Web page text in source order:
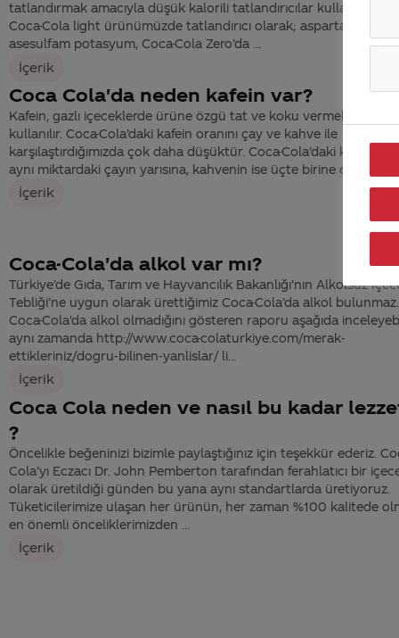
tatlandırmak amacıyla düşük kalorili tatlandırıcılar
Coca-Cola light ürünümüzde tatlandırıcı olarak; aspartam ve
asesulfam potasyum, Coca-Cola Zero’da ...
İçerik
Coca Cola'da neden kafein var?
Kafein, gazlı içeceklerde ürüne özgü tat ve koku vermek amacı
kullanılır. Coca-Cola’daki kafein oranını çay ve kahve ile
karşılaştırdığımızda çok daha düşüktür. Coca-Cola’daki kafein
aynı miktardaki çayın yarısına, kahvenin ise üçte birine denk
İçerik
Coca-Cola'da alkol var mı?
Türkiye’de Gıda, Tarım ve Hayvancılık Bakanlığı’nın Alkolsüz
Tebliği’ne uygun olarak ürettiğimiz Coca-Cola’da alkol
Coca-Cola'da alkol olmadığını gösteren raporu aşağıda
aynı zamanda http://www.coca-colaturkiye.com/merak-
ettikleriniz/dogru-bilinen-yanlislar/ li...
İçerik
Coca Cola neden ve nasıl bu kadar
?
Öncelikle beğeninizi bizimle paylaştığınız için teşekkür ederiz.
Cola’yı Eczacı Dr. John Pemberton tarafından ferahlatıcı bir
olarak üretildiği günden bu yana aynı standartlarda üretiyoruz.
Tüketicilerimize ulaşan her ürünün, her zaman %100 kalitede
en önemli önceliklerimizden ...
İçerik